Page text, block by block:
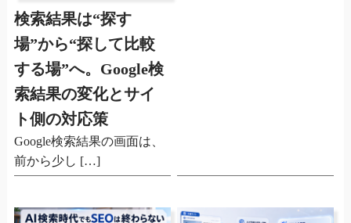
検索結果は“探す
場”から“探して比較
する場”へ。Google検
索結果の変化とサイ
ト側の対応策
Google検索結果の画面は、
前から少し […]